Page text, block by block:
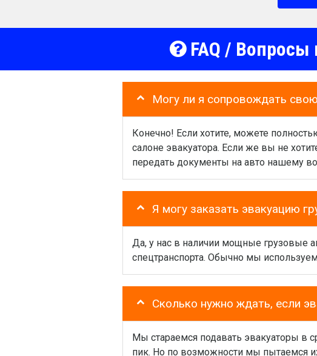
FAQ / Вопросы
Могу ли я сопровождать
Конечно! Если хотите, можете
салоне эвакуатора. Если же вы не
передать документы на авто нашему
Я могу заказать эвакуацию
Да, у нас в наличии мощные грузовые
спецтранспорта. Обычно мы
Сколько нужно ждать, если
Мы стараемся подавать эвакуаторы в
пик. Но по возможности мы пытаемся